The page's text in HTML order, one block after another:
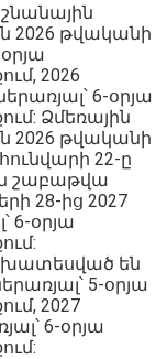
2026 թվականի
2026
6-օրյա
Ձմեռային
2026 թվականի
22-ը
շաբաթվա
28-ից 2027
6-օրյա
են
5-օրյա
2027
6-օրյա